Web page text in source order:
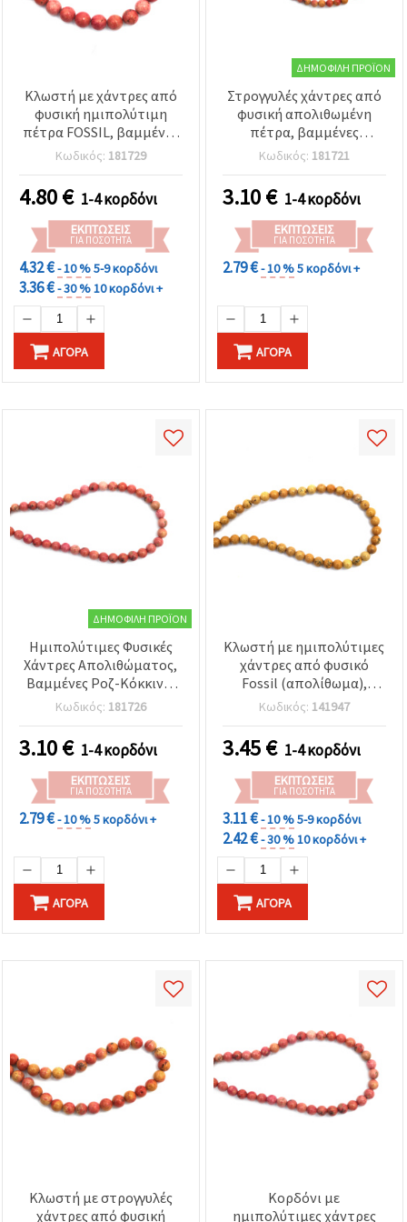
Κλωστή με χάντρες από
φυσική ημιπολύτιμη
πέτρα FOSSIL, βαμμένες
ροζ-κόκκινο, στρογγυλές,
10 mm, ~37 τεμ.
Κωδικός: 181729
4.80€ 1-4 κορδόνι
ΕΚΠΤΏΣΕΙΣ
ΓΙΑ ΠΟΣΌΤΗΤΑ
4.32 €- 10 %5-9 κορδόνι
3.36 €- 30 %10 κορδόνι +
ΑΓΟΡΆ
ΔΗΜΟΦΙΛΉ ΠΡΟΪΌΝ
Στρογγυλές χάντρες από
φυσική απολιθωμένη
πέτρα, βαμμένες
πορτοκαλί, 4 mm –
περίπου 85 τεμ. ανά
κορδόνι, ημιπολύτιμες
για κατασκευή
κοσμημάτων, beading &
DIY χειροτεχνίες
Κωδικός: 181721
3.10€ 1-4 κορδόνι
ΕΚΠΤΏΣΕΙΣ
ΓΙΑ ΠΟΣΌΤΗΤΑ
2.79 €- 10 %5 κορδόνι +
ΑΓΟΡΆ
ΔΗΜΟΦΙΛΉ ΠΡΟΪΌΝ
Ημιπολύτιμες Φυσικές
Χάντρες Απολιθώματος,
Βαμμένες Ροζ-Κόκκινο,
Στρογγυλές 4mm –
περίπου 85 χάντρες ανά
κλωστή για
κοσμηματοποιία &
χειροτεχνία
Κωδικός: 181726
3.10€ 1-4 κορδόνι
ΕΚΠΤΏΣΕΙΣ
ΓΙΑ ΠΟΣΌΤΗΤΑ
2.79 €- 10 %5 κορδόνι +
ΑΓΟΡΆ
Κλωστή με ημιπολύτιμες
χάντρες από φυσικό
Fossil (απολίθωμα),
βαμμένες κίτρινες,
στρογγυλές 6~6,5 mm,
περ. 60 τεμ.
Κωδικός: 141947
3.45€ 1-4 κορδόνι
ΕΚΠΤΏΣΕΙΣ
ΓΙΑ ΠΟΣΌΤΗΤΑ
3.11 €- 10 %5-9 κορδόνι
2.42 €- 30 %10 κορδόνι +
ΑΓΟΡΆ
Κλωστή με στρογγυλές
χάντρες από φυσική
Κορδόνι με
ημιπολύτιμες χάντρες